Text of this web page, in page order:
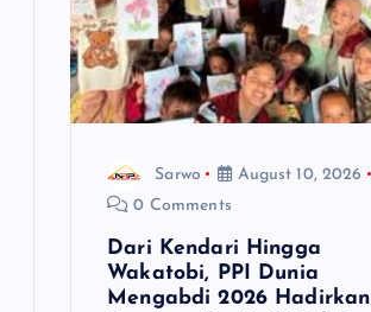
Sarwo
August 10, 2026
0 Comments
Dari Kendari Hingga
Wakatobi, PPI Dunia
Mengabdi 2026 Hadirkan